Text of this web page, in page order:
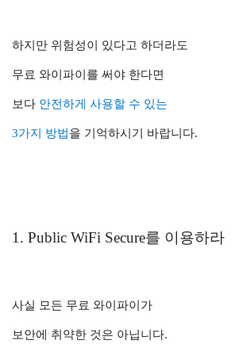
하지만 위험성이 있다고 하더라도
무료 와이파이를 써야 한다면
보다 안전하게 사용할 수 있는
3가지 방법을 기억하시기 바랍니다.
1. Public WiFi Secure를 이용하라
사실 모든 무료 와이파이가
보안에 취약한 것은 아닙니다.